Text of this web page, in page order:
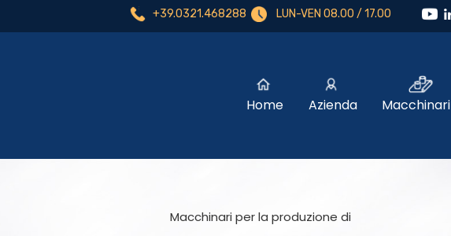
+39.0321.468288 LUN-VEN 08.00 / 17.00
Home Azienda Macchinari
Macchinari per la produzione di